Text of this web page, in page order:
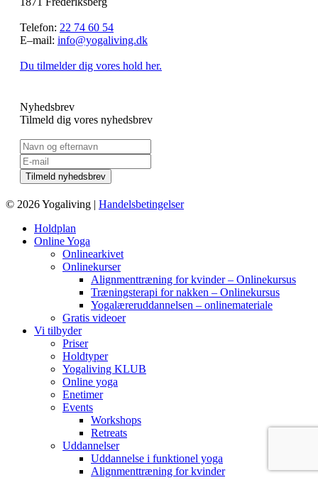
Telefon: 22 74 60 54
E–mail: info@yogaliving.dk
Du tilmelder dig vores hold her.
Nyhedsbrev
Tilmeld dig vores nyhedsbrev
© 2026 Yogaliving | Handelsbetingelser
Holdplan
Online Yoga
Onlinearkivet
Onlinekurser
Alignmenttræning for kvinder – Onlinekursus
Træningsterapi for nakken – Onlinekursus
Yogalæreruddannelsen – onlinemateriale
Gratis videoer
Vi tilbyder
Priser
Holdtyper
Yogaliving KLUB
Online yoga
Enetimer
Events
Workshops
Retreats
Uddannelser
Uddannelse i funktionel yoga
Alignmenttræning for kvinder